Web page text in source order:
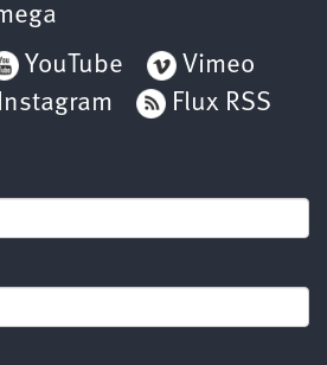
YouTube
Vimeo
Instagram
Flux RSS